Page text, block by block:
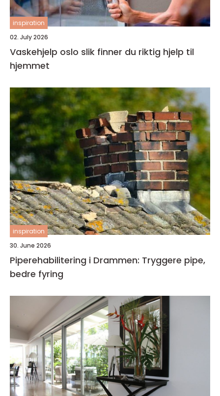
inspiration
02. July 2026
Vaskehjelp oslo slik finner du riktig hjelp til
hjemmet
inspiration
30. June 2026
Piperehabilitering i Drammen: Tryggere pipe,
bedre fyring